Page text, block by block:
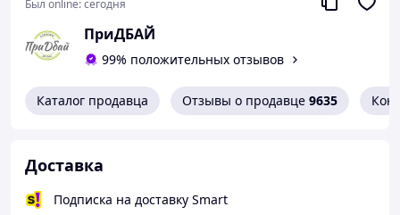
Конфиденциальность гарантирована:
нашей упаковке. Вы можете делать покупки с
знает, что внутри посылки, это Вы
Был online:сегодня
ПриДБАЙ
99% положительных отзывов
Каталог продавца Отзывы о продавце 9635
Доставка
Подписка на доставку Smart